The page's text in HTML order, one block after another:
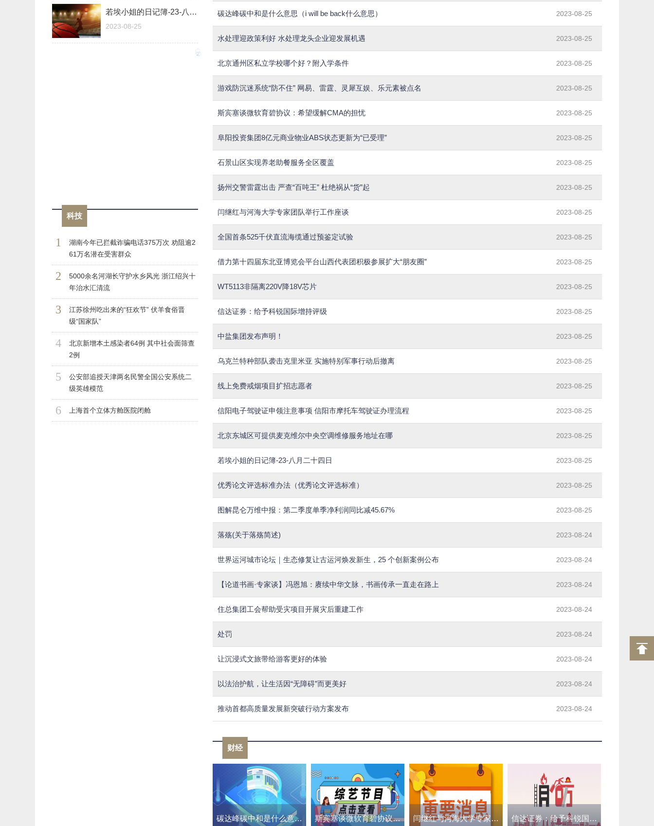
若埃小姐的日记簿-23-八月二十四日
2023-08-25
科技
1
湖南今年已拦截诈骗电话375万次 劝阻逾2
61万名潜在受害群众
2
5000余名河湖长守护水乡风光 浙江绍兴十
年治水汇清流
3
江苏徐州吃出来的“狂欢节” 伏羊食俗晋
级“国家队”
4
北京新增本土感染者64例 其中社会面筛查
2例
5
公安部追授天津两名民警全国公安系统二
级英雄模范
6 上海首个立体方舱医院闭舱
碳达峰碳中和是什么意思（i will be back什么意思） 2023-08-25
水处理迎政策利好 水处理龙头企业迎发展机遇 2023-08-25
北京通州区私立学校哪个好？附入学条件 2023-08-25
游戏防沉迷系统“防不住” 网易、雷霆、灵犀互娱、乐元素被点名 2023-08-25
斯宾塞谈微软育碧协议：希望缓解CMA的担忧 2023-08-25
阜阳投资集团8亿元商业物业ABS状态更新为“已受理” 2023-08-25
石景山区实现养老助餐服务全区覆盖 2023-08-25
扬州交警雷霆出击 严查“百吨王” 杜绝祸从“货”起 2023-08-25
​闫继红与河海大学专家团队举行工作座谈 2023-08-25
全国首条525千伏直流海缆通过预鉴定试验 2023-08-25
借力第十四届东北亚博览会平台山西代表团积极参展扩大“朋友圈” 2023-08-25
WT5113非隔离220V降18V芯片 2023-08-25
信达证券：给予科锐国际增持评级 2023-08-25
中盐集团发布声明！ 2023-08-25
乌克兰特种部队袭击克里米亚 实施特别军事行动后撤离 2023-08-25
线上免费戒烟项目扩招志愿者 2023-08-25
信阳电子驾驶证申领注意事项 信阳市摩托车驾驶证办理流程 2023-08-25
北京东城区可提供麦克维尔中央空调维修服务地址在哪 2023-08-25
若埃小姐的日记簿-23-八月二十四日 2023-08-25
优秀论文评选标准办法（优秀论文评选标准） 2023-08-25
图解昆仑万维中报：第二季度单季净利润同比减45.67% 2023-08-25
落殇(关于落殇简述) 2023-08-24
世界运河城市论坛｜生态修复让古运河焕发新生，25 个创新案例公布 2023-08-24
【论道书画·专家谈】冯恩旭：赓续中华文脉，书画传承一直走在路上 2023-08-24
住总集团工会帮助受灾项目开展灾后重建工作 2023-08-24
处罚 2023-08-24
让沉浸式文旅带给游客更好的体验 2023-08-24
以法治护航，让生活因“无障碍”而更美好 2023-08-24
推动首都高质量发展新突破行动方案发布 2023-08-24
财经
碳达峰碳中和是什么意思（i will be back什么意思） 斯宾塞谈微软育碧协议：希望缓解CMA的担忧 ​闫继红与河海大学专家团队举行工作座谈 信达证券：给予科锐国际增持评级